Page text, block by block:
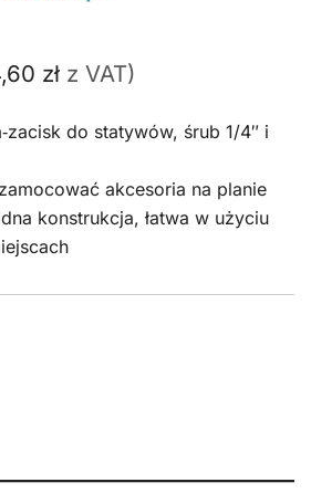
zł z VAT)
do statywów, śrub 1/4″ i
akcesoria na planie
konstrukcja, łatwa w użyciu